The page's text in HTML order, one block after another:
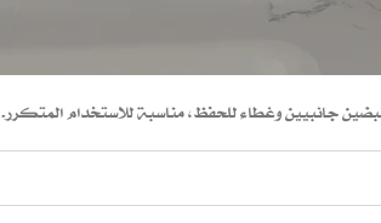
جانبيين وغطاء للحفظ، مناسبة للاستخدام المتكرر.